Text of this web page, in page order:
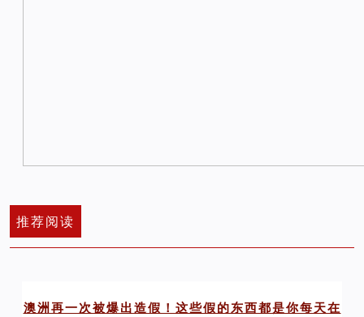
推荐阅读
澳洲再一次被爆出造假！这些假的东西都是你每天在